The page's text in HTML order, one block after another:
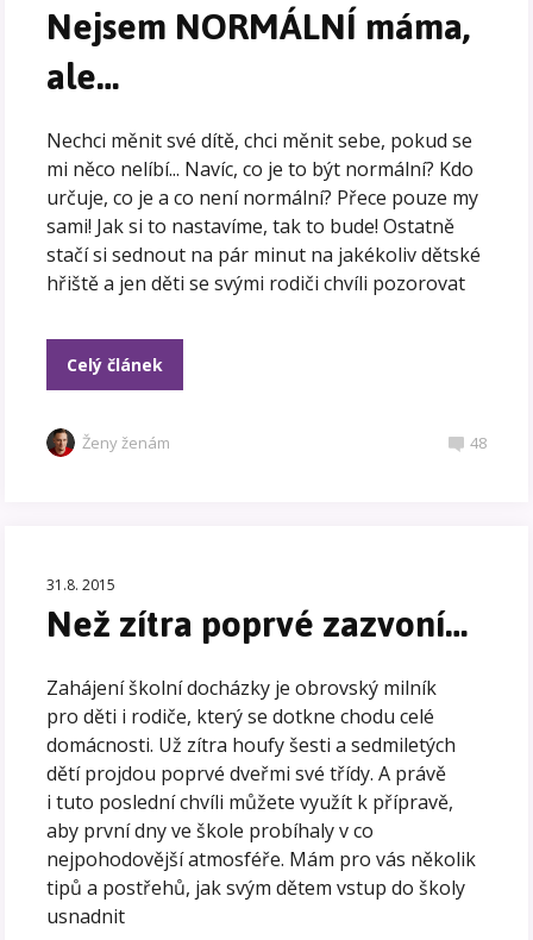
Nejsem NORMÁLNÍ máma,
ale…
Nechci měnit své dítě, chci měnit sebe, pokud se
mi něco nelíbí... Navíc, co je to být normální? Kdo
určuje, co je a co není normální? Přece pouze my
sami! Jak si to nastavíme, tak to bude! Ostatně
stačí si sednout na pár minut na jakékoliv dětské
hřiště a jen děti se svými rodiči chvíli pozorovat
Celý článek
Ženy ženám 48
31.8. 2015
Než zítra poprvé zazvoní…
Zahájení školní docházky je obrovský milník
pro děti i rodiče, který se dotkne chodu celé
domácnosti. Už zítra houfy šesti a sedmiletých
dětí projdou poprvé dveřmi své třídy. A právě
i tuto poslední chvíli můžete využít k přípravě,
aby první dny ve škole probíhaly v co
nejpohodovější atmosféře. Mám pro vás několik
tipů a postřehů, jak svým dětem vstup do školy
usnadnit